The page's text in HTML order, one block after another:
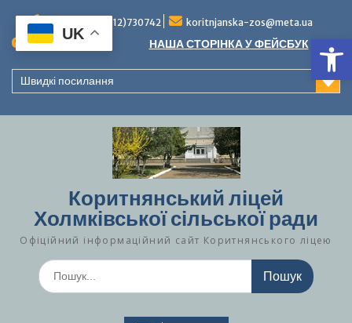
вмісту
Тел./факс (0312)730742 koritnjanska-zos@meta.ua
Повідомлення: НАША СТОРІНКА У ФЕЙСБУК
Швидкі посилання
Коритнянський ліцей
Холмківської сільської ради
Офіційний інформаційний сайт Коритнянського ліцею
Шукати:
UK